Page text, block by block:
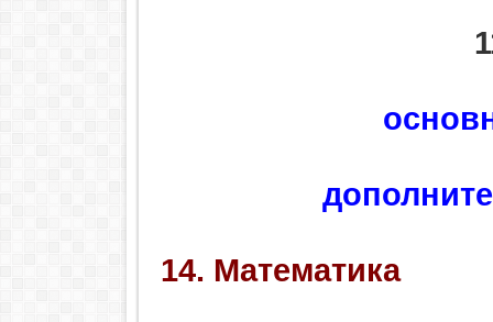
14. Математика